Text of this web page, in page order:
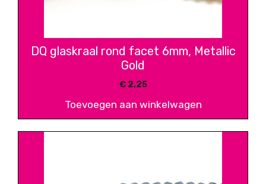
DQ glaskraal rond facet 6mm, Metallic
Gold
€2,25
Toevoegen aan winkelwagen